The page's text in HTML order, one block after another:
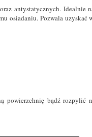
antystatycznych.
osiadaniu. Pozwala uzyskać
powierzchnię bądź